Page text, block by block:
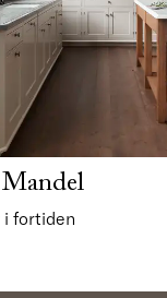
fortiden